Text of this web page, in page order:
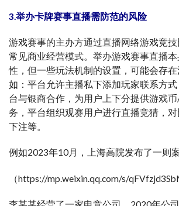
3.举办卡牌赛事直播需防范的风险
游戏赛事的主办方通过直播网络游戏竞
常见商业经营模式。举办游戏赛事直播
性，但一些玩法机制的设置，可能会存在
如：平台允许主播私下添加玩家联系方
台与银商合作，为用户上下分提供游戏
务，平台组织观赛用户进行直播竞猜，
下注等。
例如2023年10月，上海高院发布了一则
（https://mp.weixin.qq.com/s/